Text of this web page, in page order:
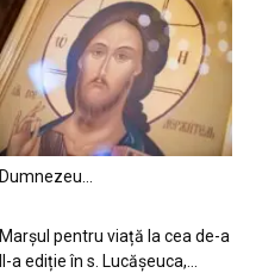
Dumnezeu…
Marșul pentru viață la cea de-a
II-a ediție în s. Lucășeuca,...